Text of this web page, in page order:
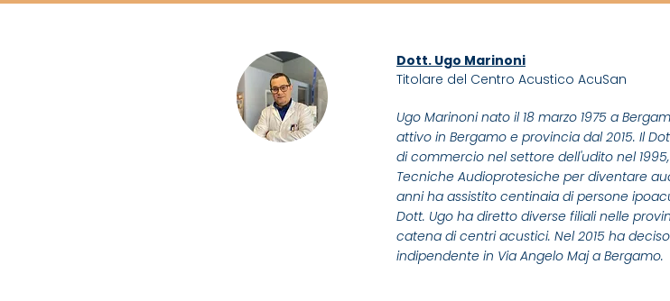
Dott. Ugo Marinoni
Titolare del Centro Acustico AcuSan
Ugo Marinoni nato il 18 marzo 1975 a
attivo in Bergamo e provincia dal 2015. Il
di commercio nel settore dell'udito nel
Tecniche Audioprotesiche per diventare
anni ha assistito centinaia di persone
Dott. Ugo ha diretto diverse filiali nelle
catena di centri acustici. Nel 2015 ha
indipendente in Via Angelo Maj a Bergamo.